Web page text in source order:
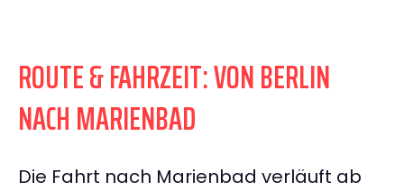
ROUTE & FAHRZEIT: VON BERLIN
NACH MARIENBAD
Die Fahrt nach Marienbad verläuft ab